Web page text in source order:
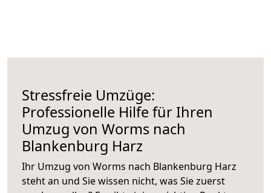
Stressfreie Umzüge:
Professionelle Hilfe für Ihren
Umzug von Worms nach
Blankenburg Harz
Ihr Umzug von Worms nach Blankenburg Harz
steht an und Sie wissen nicht, was Sie zuerst